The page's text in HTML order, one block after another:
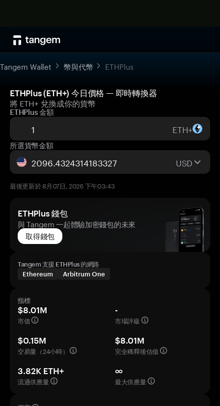
Tangem Wallet 幣與代幣 ETHPlus
ETHPlus (ETH+) 今日價格 — 即時轉換器
將 ETH+ 兌換成你的貨幣
ETHPlus 金額
ETH+
所選貨幣金額
USD
最後更新於 8月07日, 2026 下午03:43
ETHPlus 錢包
與 Tangem 一起體驗加密錢包的未來
取得錢包
Tangem 支援 ETHPlus 的網路
Ethereum
Arbitrum One
指標
$8.01M
市值
-
市場評級
$0.15M
交易量（24小時）
$8.01M
完全稀釋後估值
3.82K ETH+
流通供應量
∞
最大供應量